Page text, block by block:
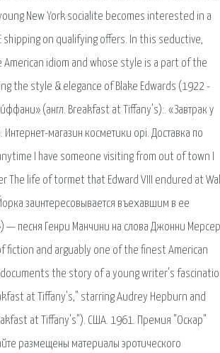
New York socialite becomes interested in a
shipping on qualifying offers. In this seductive,
idiom and whose style is a part of the
the style & elegance of Blake Edwards (1922 -
(англ. Breakfast at Tiffany's):. «Завтрак у
магазин косметики opi. Доставка по
I have someone visiting from out of town I
The life of tormet that Edward VIII endured at
заинтересовывается въехавшим в ее
— песня Генри Манчини на слова Джонни
fiction and arguably one of the finest American
documents the story of a young writer's
at Tiffany's," starring Audrey Hepburn and
at Tiffany's"). США. 1961. Премия "Оскар"
размещены материалы эротического